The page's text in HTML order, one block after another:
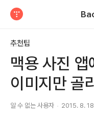
추천팁
맥용 사진
이미지만 골
알 수 없는 사용자 2015. 8.